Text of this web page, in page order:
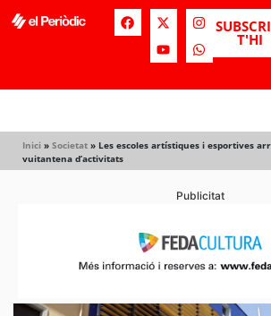
T'HI
Inici » Societat » Les escoles artístiques i esportives
vuitantena d’activitats
Publicitat